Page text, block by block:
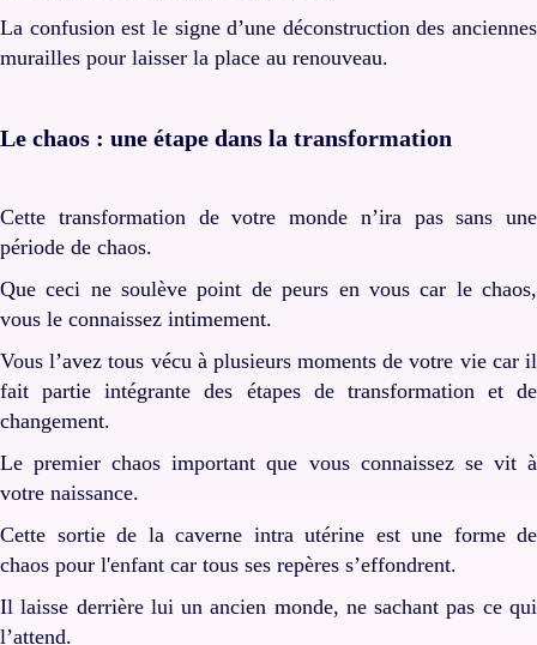
La confusion est le signe d’une déconstruction des anciennes
murailles pour laisser la place au renouveau.
Le chaos : une étape dans la transformation
Cette transformation de votre monde n’ira pas sans une
période de chaos.
Que ceci ne soulève point de peurs en vous car le chaos,
vous le connaissez intimement.
Vous l’avez tous vécu à plusieurs moments de votre vie car il
fait partie intégrante des étapes de transformation et de
changement.
Le premier chaos important que vous connaissez se vit à
votre naissance.
Cette sortie de la caverne intra utérine est une forme de
chaos pour l'enfant car tous ses repères s’effondrent.
Il laisse derrière lui un ancien monde, ne sachant pas ce qui
l’attend.